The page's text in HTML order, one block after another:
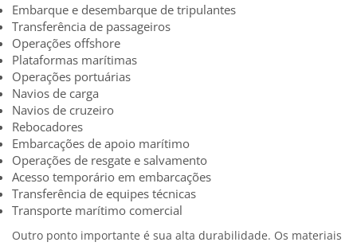
Embarque e desembarque de tripulantes
Transferência de passageiros
Operações offshore
Plataformas marítimas
Operações portuárias
Navios de carga
Navios de cruzeiro
Rebocadores
Embarcações de apoio marítimo
Operações de resgate e salvamento
Acesso temporário em embarcações
Transferência de equipes técnicas
Transporte marítimo comercial
Outro ponto importante é sua alta durabilidade. Os materiais